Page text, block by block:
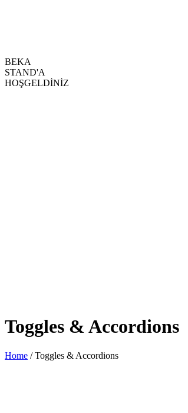
BEKA
STAND'A
HOŞGELDİNİZ
Toggles & Accordions
Home /Toggles & Accordions